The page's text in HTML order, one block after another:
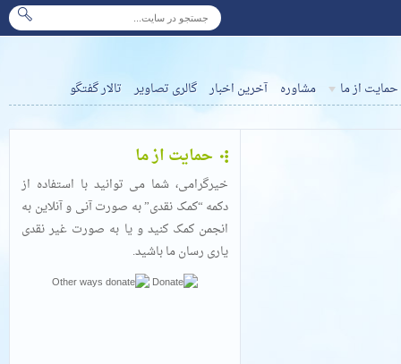
حمایت از ما مشاوره آخرین اخبار گالری تصاویر تالار گفتگو
حمایت از ما
خیرگرامی، شما می توانید با استفاده از
دکمه “کمک نقدی” به صورت آنی و آنلاین به
انجمن کمک کنید و یا به صورت غیر نقدی
یاری رسان ما باشید.